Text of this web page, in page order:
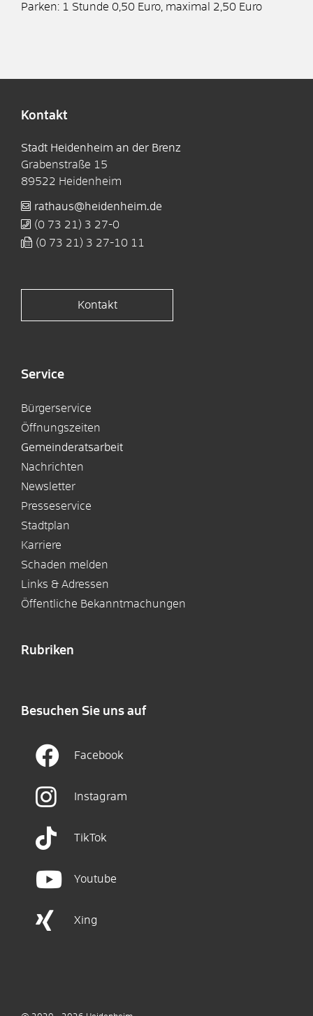
Parken: 1 Stunde 0,50 Euro, maximal 2,50 Euro
Kontakt
Stadt Heidenheim an der Brenz
Grabenstraße 15
89522 Heidenheim
rathaus@heidenheim.de
(0 73 21) 3 27-0
(0 73 21) 3 27-10 11
Kontakt
Service
Bürgerservice
Öffnungszeiten
Gemeinderatsarbeit
Nachrichten
Newsletter
Presseservice
Stadtplan
Karriere
Schaden melden
Links & Adressen
Öffentliche Bekanntmachungen
Rubriken
Besuchen Sie uns auf
Facebook
Instagram
TikTok
Youtube
Xing